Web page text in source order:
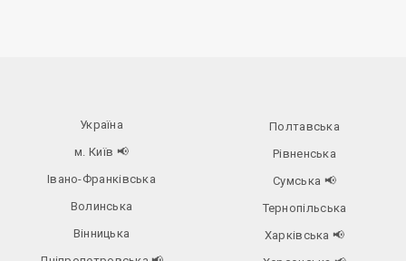
Україна
м. Київ 📢
Івано-Франківська
Волинська
Вінницька
Полтавська
Рівненська
Сумська 📢
Тернопільська
Харківська 📢